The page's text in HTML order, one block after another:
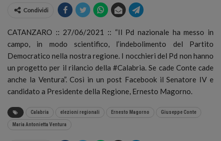
Condividi
CATANZARO :: 27/06/2021 :: “Il Pd nazionale ha messo in
campo, in modo scientifico, l’indebolimento del Partito
Democratico nella nostra regione. I nocchieri del Pd non hanno
un progetto per il rilancio della #Calabria. Se cade Conte cade
anche la Ventura”. Così in un post Facebook il Senatore IV e
candidato a Presidente della Regione, Ernesto Magorno.
Calabria elezioni regionali Ernesto Magorno Giuseppe Conte
Maria Antonietta Ventura